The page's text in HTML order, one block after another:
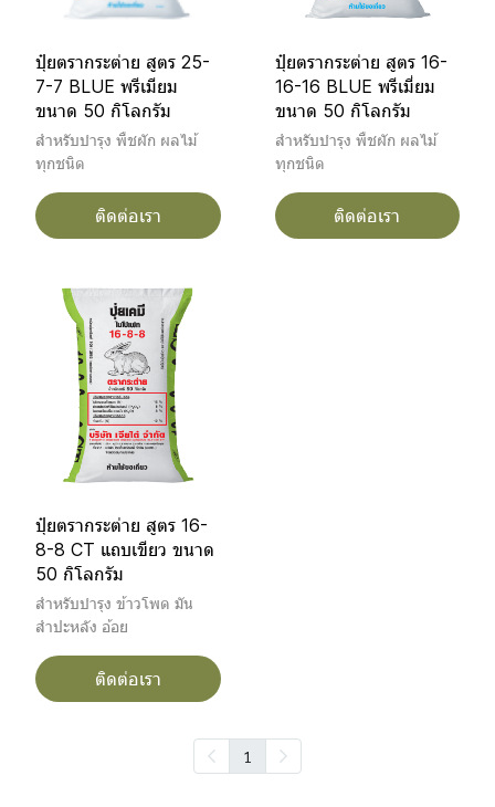
ปุ๋ยตรากระต่าย สูตร 25-
7-7 BLUE พรีเมียม
ขนาด 50 กิโลกรัม
สำหรับบำรุง พืชผัก ผลไม้
ทุกชนิด
ติดต่อเรา
ปุ๋ยตรากระต่าย สูตร 16-
16-16 BLUE พรีเมี่ยม
ขนาด 50 กิโลกรัม
สำหรับบำรุง พืชผัก ผลไม้
ทุกชนิด
ติดต่อเรา
ปุ๋ยตรากระต่าย สูตร 16-
8-8 CT แถบเขียว ขนาด
50 กิโลกรัม
สำหรับบำรุง ข้าวโพด มัน
สำปะหลัง อ้อย
ติดต่อเรา
1